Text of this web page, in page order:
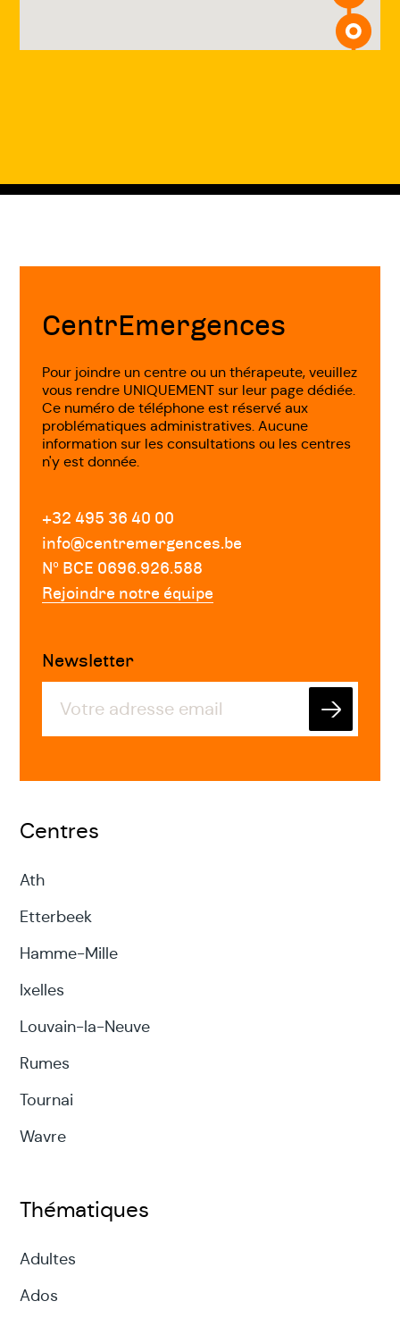
Fin
CentrEmergences
Pour joindre un centre ou un thérapeute, veuillez
vous rendre UNIQUEMENT sur leur page dédiée.
Ce numéro de téléphone est réservé aux
problématiques administratives. Aucune
information sur les consultations ou les centres
n'y est donnée.
+32 495 36 40 00
info@centremergences.be
Nº BCE 0696.926.588
Rejoindre notre équipe
Newsletter
Centres
Ath
Etterbeek
Hamme-Mille
Ixelles
Louvain-la-Neuve
Rumes
Tournai
Wavre
Thématiques
Adultes
Ados